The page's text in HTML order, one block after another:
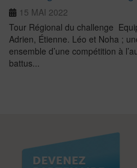
15 MAI 2022
Tour Régional du challenge
Adrien, Étienne. Léo et Noha ;
ensemble d’une compétition à
battus...